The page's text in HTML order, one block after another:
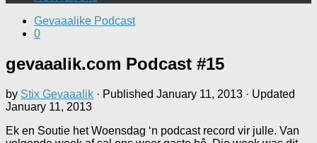
Gevaaalike Podcast
0
gevaaalik.com Podcast #15
by Stix Gevaaalik · Published January 11, 2013 · Updated
January 11, 2013
Ek en Soutie het Woensdag ‘n podcast record vir julle. Van